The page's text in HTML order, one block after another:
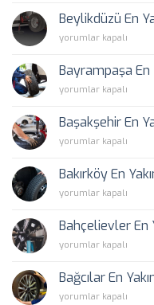
Yakın
Lastikçi
için
Beylikdüzü En
Beylikdüzü
Yakın
Lastikçi
için
yorumlar kapalı
Bayrampaşa En
Bayrampaşa
Yakın
Lastikçi
için
yorumlar kapalı
Başakşehir En
Başakşehir
Yakın
Lastikçi
için
yorumlar kapalı
Bakırköy En
Bakırköy
Yakın
Lastikçi
için
yorumlar kapalı
Bahçelievler En
Bahçelievler
Yakın
Lastikçi
için
yorumlar kapalı
Bağcılar En
Bağcılar
yorumlar kapalı